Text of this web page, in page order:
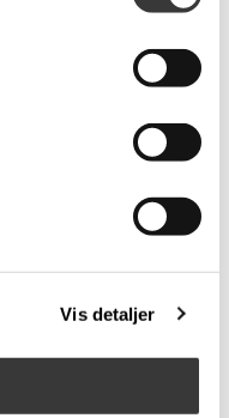
Vis detaljer
Julens gade
adventskalender